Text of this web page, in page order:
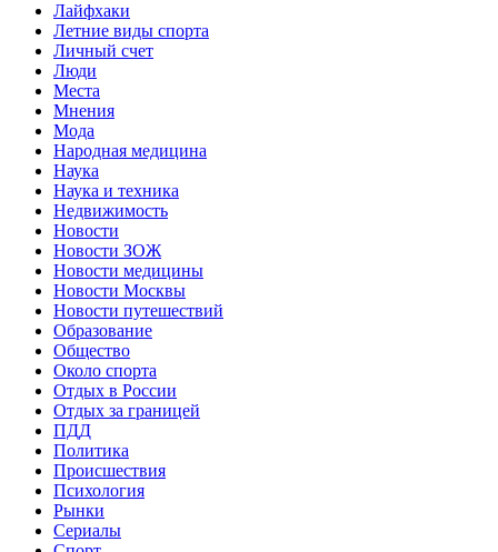
Лайфхаки
Летние виды спорта
Личный счет
Люди
Места
Мнения
Мода
Народная медицина
Наука
Наука и техника
Недвижимость
Новости
Новости ЗОЖ
Новости медицины
Новости Москвы
Новости путешествий
Образование
Общество
Около спорта
Отдых в России
Отдых за границей
ПДД
Политика
Происшествия
Психология
Рынки
Сериалы